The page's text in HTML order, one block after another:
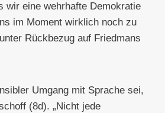
wir eine wehrhafte Demokratie
im Moment wirklich noch zu
Rückbezug auf Friedmans
Umgang mit Sprache sei,
(8d). „Nicht jede